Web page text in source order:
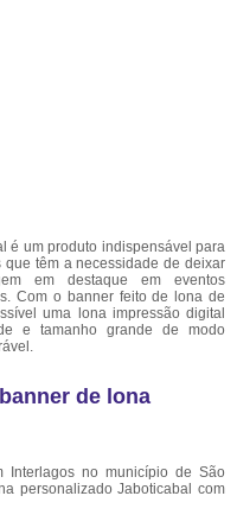
é um produto indispensável para
que têm a necessidade de deixar
em destaque em eventos
Com o banner feito de lona de
uma lona impressão digital
e tamanho grande de modo
de lona
Interlagos no município de São
personalizado Jaboticabal com